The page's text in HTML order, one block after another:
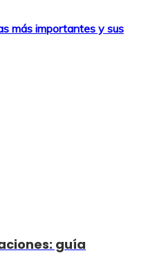
más importantes y sus
guía